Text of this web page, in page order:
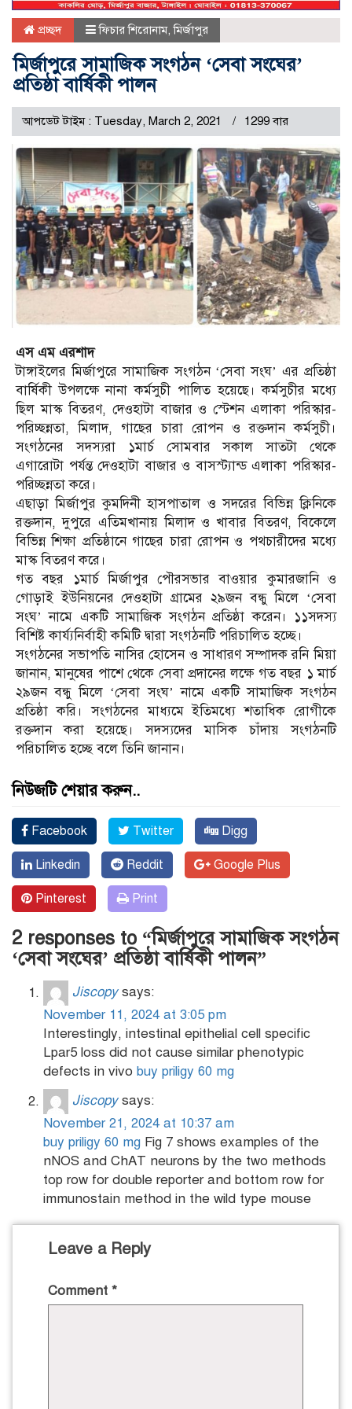
প্রচ্ছদ ফিচার শিরোনাম,মির্জাপুর
মির্জাপুরে সামাজিক সংগঠন ‘সেবা সংঘের’
প্রতিষ্ঠা বার্ষিকী পালন
আপডেট টাইম : Tuesday, March 2, 2021 1299 বার
এস এম এরশাদ
টাঙ্গাইলের মির্জাপুরে সামাজিক সংগঠন ‘সেবা সংঘ’ এর প্রতিষ্ঠা
বার্ষিকী উপলক্ষে নানা কর্মসুচী পালিত হয়েছে। কর্মসুচীর মধ্যে
ছিল মাস্ক বিতরণ, দেওহাটা বাজার ও স্টেশন এলাকা পরিস্কার-
পরিচ্ছন্নতা, মিলাদ, গাছের চারা রোপন ও রক্তদান কর্মসুচী।
সংগঠনের সদস্যরা ১মার্চ সোমবার সকাল সাতটা থেকে
এগারোটা পর্যন্ত দেওহাটা বাজার ও বাসস্ট্যান্ড এলাকা পরিস্কার-
পরিচ্ছন্নতা করে।
এছাড়া মির্জাপুর কুমদিনী হাসপাতাল ও সদরের বিভিন্ন ক্লিনিকে
রক্তদান, দুপুরে এতিমখানায় মিলাদ ও খাবার বিতরণ, বিকেলে
বিভিন্ন শিক্ষা প্রতিষ্ঠানে গাছের চারা রোপন ও পথচারীদের মধ্যে
মাস্ক বিতরণ করে।
গত বছর ১মার্চ মির্জাপুর পৌরসভার বাওয়ার কুমারজানি ও
গোড়াই ইউনিয়নের দেওহাটা গ্রামের ২৯জন বন্ধু মিলে ‘সেবা
সংঘ’ নামে একটি সামাজিক সংগঠন প্রতিষ্ঠা করেন। ১১সদস্য
বিশিষ্ট কার্য্যনির্বাহী কমিটি দ্বারা সংগঠনটি পরিচালিত হচ্ছে।
সংগঠনের সভাপতি নাসির হোসেন ও সাধারণ সম্পাদক রনি মিয়া
জানান, মানুষের পাশে থেকে সেবা প্রদানের লক্ষে গত বছর ১ মার্চ
২৯জন বন্ধু মিলে ‘সেবা সংঘ’ নামে একটি সামাজিক সংগঠন
প্রতিষ্ঠা করি। সংগঠনের মাধ্যমে ইতিমধ্যে শতাধিক রোগীকে
রক্তদান করা হয়েছে। সদস্যদের মাসিক চাঁদায় সংগঠনটি
পরিচালিত হচ্ছে বলে তিনি জানান।
নিউজটি শেয়ার করুন..
Facebook Twitter Digg
Linkedin Reddit Google Plus
Pinterest Print
2 responses to “মির্জাপুরে সামাজিক সংগঠন
‘সেবা সংঘের’ প্রতিষ্ঠা বার্ষিকী পালন”
Jiscopy says:
November 11, 2024 at 3:05 pm
Interestingly, intestinal epithelial cell specific
Lpar5 loss did not cause similar phenotypic
defects in vivo buy priligy 60 mg
Jiscopy says:
November 21, 2024 at 10:37 am
buy priligy 60 mg Fig 7 shows examples of the
nNOS and ChAT neurons by the two methods
top row for double reporter and bottom row for
immunostain method in the wild type mouse
Leave a Reply
Comment *